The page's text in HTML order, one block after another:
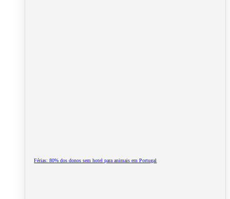
Férias: 80% dos donos sem hotel para animais em Portugal